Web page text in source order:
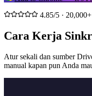
4.85/5 ·
Cara Kerja
Atur sekali dan sumber
manual kapan pun Anda